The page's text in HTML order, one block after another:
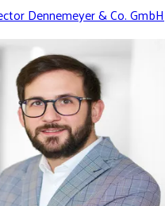
Dennemeyer & Co. GmbH